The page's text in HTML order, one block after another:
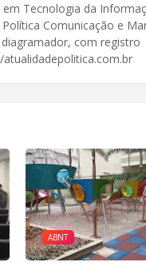
Tecnologia da
Comunicação e
com registro
ABNT